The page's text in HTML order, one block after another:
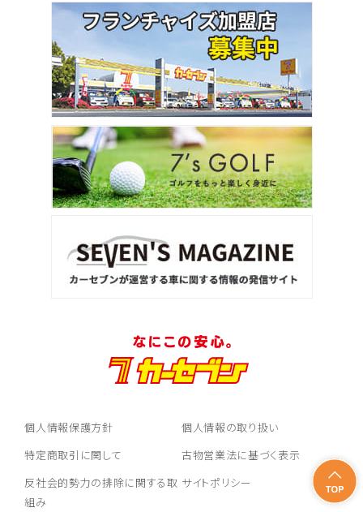
個人情報保護方針
個人情報の取り扱い
特定商取引に関して
古物営業法に基づく表示
反社会的勢力の排除に関する取
組み
サイトポリシー